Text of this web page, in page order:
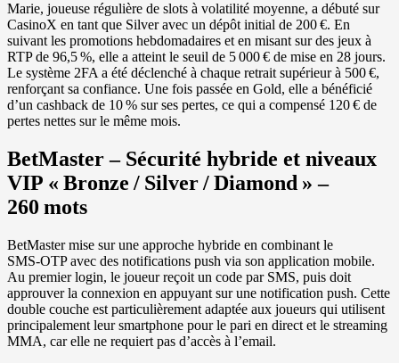
Marie, joueuse régulière de slots à volatilité moyenne, a débuté sur
CasinoX en tant que Silver avec un dépôt initial de 200 €. En
suivant les promotions hebdomadaires et en misant sur des jeux à
RTP de 96,5 %, elle a atteint le seuil de 5 000 € de mise en 28 jours.
Le système 2FA a été déclenché à chaque retrait supérieur à 500 €,
renforçant sa confiance. Une fois passée en Gold, elle a bénéficié
d’un cashback de 10 % sur ses pertes, ce qui a compensé 120 € de
pertes nettes sur le même mois.
BetMaster – Sécurité hybride et niveaux
VIP « Bronze / Silver / Diamond » –
260 mots
BetMaster mise sur une approche hybride en combinant le
SMS‑OTP avec des notifications push via son application mobile.
Au premier login, le joueur reçoit un code par SMS, puis doit
approuver la connexion en appuyant sur une notification push. Cette
double couche est particulièrement adaptée aux joueurs qui utilisent
principalement leur smartphone pour le pari en direct et le streaming
MMA, car elle ne requiert pas d’accès à l’email.